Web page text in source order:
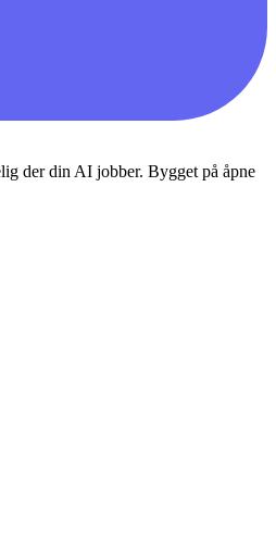
der din AI jobber. Bygget på åpne